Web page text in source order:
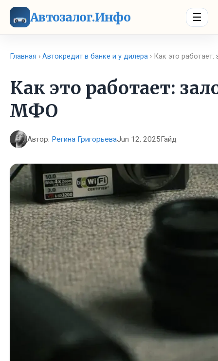
Автозалог.Инфо ☰
Главная › Автокредит в банке и у дилера › Как это
Как это работает:
МФО
Автор: Регина ГригорьеваJun 12, 2025Гайд